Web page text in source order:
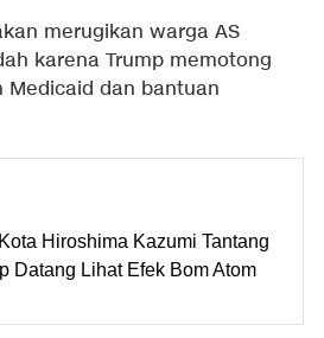
merugikan warga AS
karena Trump memotong
dan bantuan
Hiroshima Kazumi Tantang
Datang Lihat Efek Bom Atom